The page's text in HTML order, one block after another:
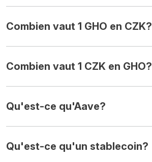
Combien vaut 1 GHO en CZK?
Combien vaut 1 CZK en GHO?
Qu'est-ce qu'Aave?
Qu'est-ce qu'un stablecoin?